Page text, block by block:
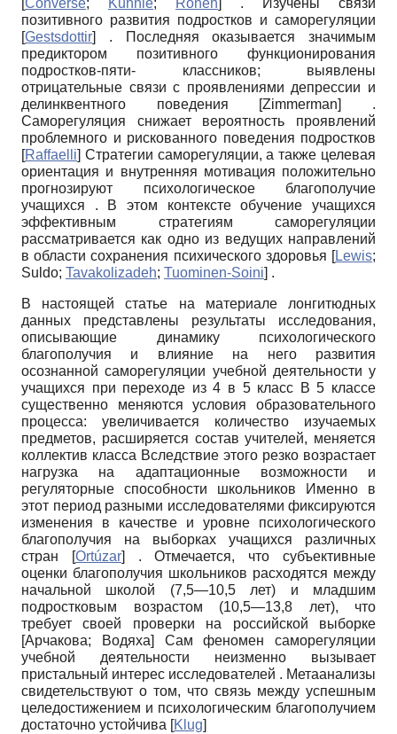
Converse; Kuhnle; Ronen
. Изучены связи
позитивного развития подростков и саморегуляции
[Gestsdottir]
. Последняя оказывается значимым
предиктором позитивного функционирования
подростков-пяти- классников; выявлены
отрицательные связи с проявлениями депрессии и
делинквентного поведения [Zimmerman]
.
Саморегуляция снижает вероятность проявлений
проблемного и рискованного поведения подростков
[Raffaelli] Стратегии саморегуляции, а также целевая
ориентация и внутренняя мотивация положительно
прогнозируют психологическое благополучие
учащихся . В этом контексте обучение учащихся
эффективным стратегиям саморегуляции
рассматривается как одно из ведущих направлений
в области сохранения психического здоровья [Lewis;
Suldo; Tavakolizadeh; Tuominen-Soini] .
В настоящей статье на материале лонгитюдных
данных представлены результаты исследования,
описывающие динамику психологического
благополучия и влияние на него развития
осознанной саморегуляции учебной деятельности у
учащихся при переходе из 4 в 5 класс В 5 классе
существенно меняются условия образовательного
процесса: увеличивается количество изучаемых
предметов, расширяется состав учителей, меняется
коллектив класса Вследствие этого резко возрастает
нагрузка на адаптационные возможности и
регуляторные способности школьников Именно в
этот период разными исследователями фиксируются
изменения в качестве и уровне психологического
благополучия на выборках учащихся различных
стран
[Ortúzar]
. Отмечается, что субъективные
оценки благополучия школьников расходятся между
начальной школой (7,5—10,5 лет) и младшим
подростковым возрастом (10,5—13,8 лет), что
требует своей проверки на российской выборке
[Арчакова; Водяха]
Сам феномен саморегуляции
учебной деятельности неизменно вызывает
пристальный интерес исследователей . Ме­таанализы
свидетельствуют о том, что связь между успешным
целедостижением и психологическим благополучием
достаточно устойчива [Klug]